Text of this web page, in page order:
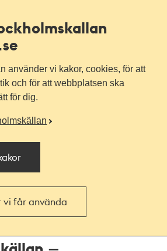
använder vi kakor, cookies, för att
och för att webbplatsen ska
för dig.
vi får använda